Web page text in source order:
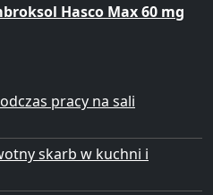
Hasco Max 60 mg
pracy na sali
skarb w kuchni i